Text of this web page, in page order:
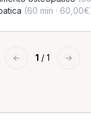
(60 min ·
← 1 / 1 →